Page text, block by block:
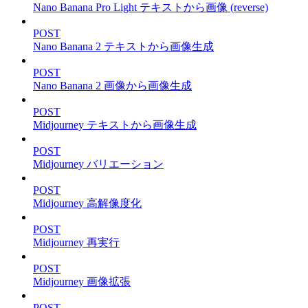
Nano Banana Pro Light テキストから画像 (reverse)
POST
Nano Banana 2 テキストから画像生成
POST
Nano Banana 2 画像から画像生成
POST
Midjourney テキストから画像生成
POST
Midjourney バリエーション
POST
Midjourney 高解像度化
POST
Midjourney 再実行
POST
Midjourney 画像拡張